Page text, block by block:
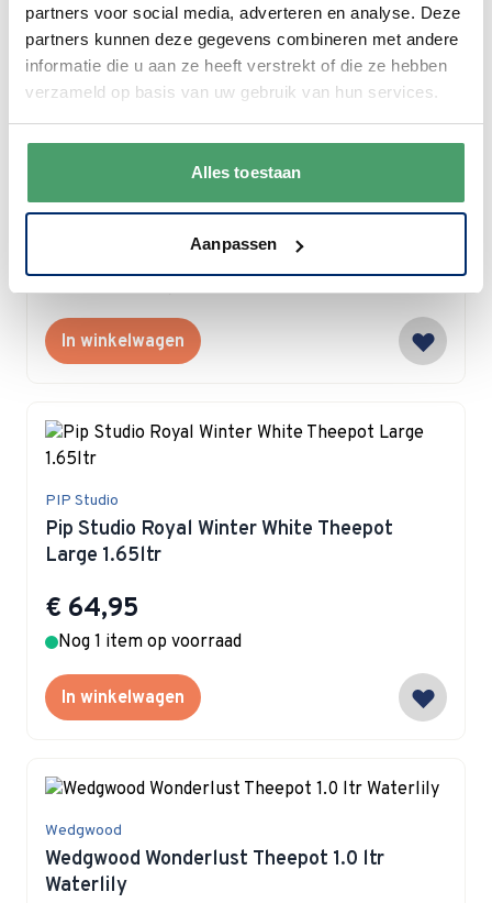
partners voor social media, adverteren en analyse. Deze
partners kunnen deze gegevens combineren met andere
informatie die u aan ze heeft verstrekt of die ze hebben
verzameld op basis van uw gebruik van hun services.
Alles toestaan
Aanpassen
PIP Studio
Pip Studio Lily & Lotus Theepot Tiles Lilac
1.6 ltr
€ 65,95
In winkelwagen
PIP Studio
Pip Studio Royal Winter White Theepot
Large 1.65ltr
€ 64,95
Nog 1 item op voorraad
In winkelwagen
Wedgwood
Wedgwood Wonderlust Theepot 1.0 ltr
Waterlily